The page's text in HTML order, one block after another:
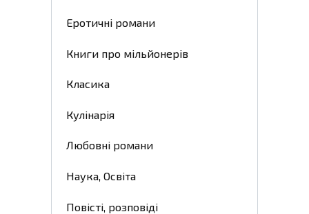
Еротичні романи
Книги про мільйонерів
Класика
Кулінарія
Любовні романи
Наука, Освіта
Повісті, розповіді